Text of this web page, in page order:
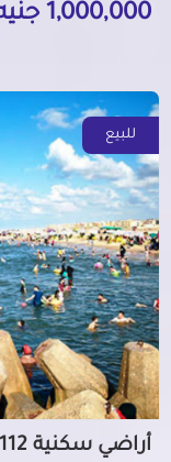
1,000,000 جنيه
للبيع